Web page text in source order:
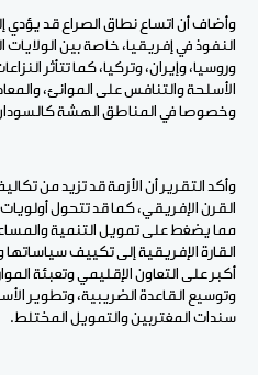
وأضاف أن اتساع نطاق الصراع قد يؤدي
النفوذ في إفريقيا، خاصة بين
وروسيا، وإيران، وتركيا، كما تتأثر
الأسلحة والتنافس على الموانئ،
وخصوصا في المناطق الهشة كالسودان
وأكد التقرير أن الأزمة قد تزيد من
القرن الإفريقي، كما قد تتحول
مما يضغط على تمويل التنمية
القارة الإفريقية إلى تكييف
أكبر على التعاون الإقليمي وتعبئة
وتوسيع القاعدة الضريبية، وتطوير
سندات المغتربين والتمويل المختلط.